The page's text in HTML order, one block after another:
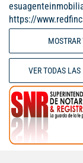
https://
VER TODAS